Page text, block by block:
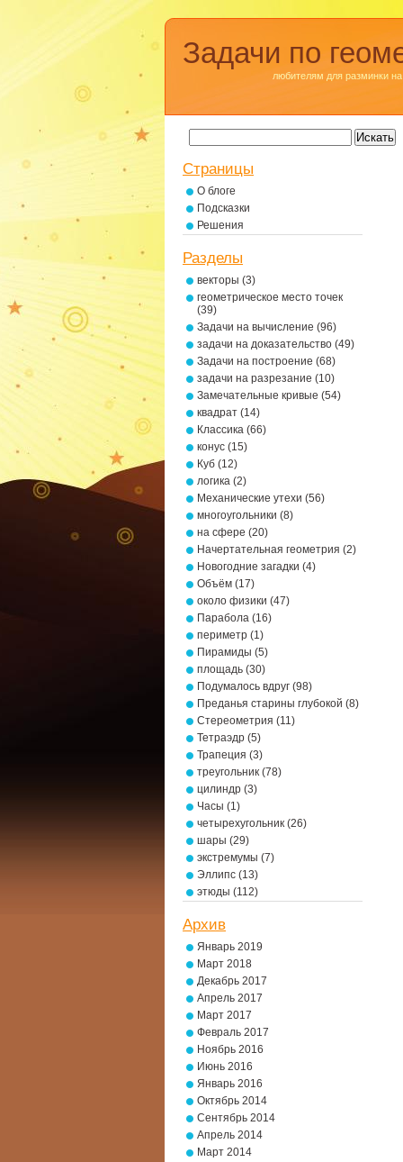
Задачи по
любителям для разминки на
Страницы
О блоге
Подсказки
Решения
Разделы
векторы (3)
геометрическое место точек
(39)
Задачи на вычисление (96)
задачи на доказательство (49)
Задачи на построение (68)
задачи на разрезание (10)
Замечательные кривые (54)
квадрат (14)
Классика (66)
конус (15)
Куб (12)
логика (2)
Механические утехи (56)
многоугольники (8)
на сфере (20)
Начертательная геометрия (2)
Новогодние загадки (4)
Объём (17)
около физики (47)
Парабола (16)
периметр (1)
Пирамиды (5)
площадь (30)
Подумалось вдруг (98)
Преданья старины глубокой (8)
Стереометрия (11)
Тетраэдр (5)
Трапеция (3)
треугольник (78)
цилиндр (3)
Часы (1)
четырехугольник (26)
шары (29)
экстремумы (7)
Эллипс (13)
этюды (112)
Архив
Январь 2019
Март 2018
Декабрь 2017
Апрель 2017
Март 2017
Февраль 2017
Ноябрь 2016
Июнь 2016
Январь 2016
Октябрь 2014
Сентябрь 2014
Апрель 2014
Март 2014